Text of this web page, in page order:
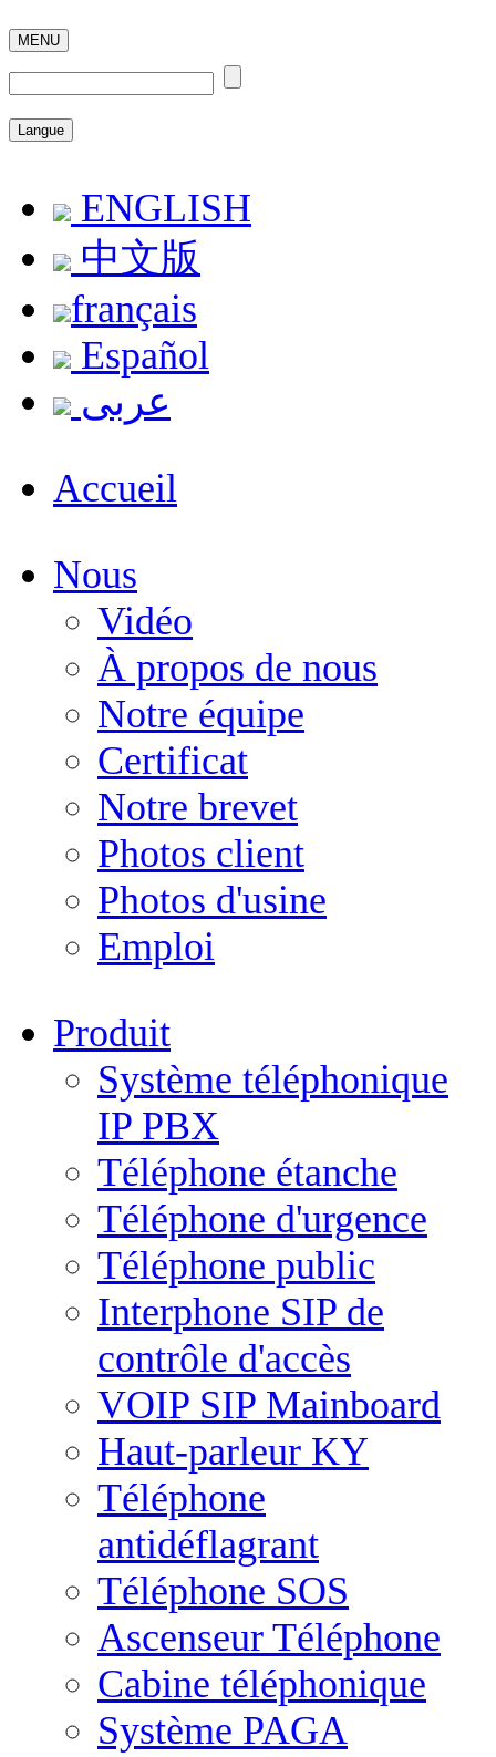
MENU
Langue
ENGLISH
中文版
français
Español
عربى
Accueil
Nous
Vidéo
À propos de nous
Notre équipe
Certificat
Notre brevet
Photos client
Photos d'usine
Emploi
Produit
Système téléphonique
IP PBX
Téléphone étanche
Téléphone d'urgence
Téléphone public
Interphone SIP de
contrôle d'accès
VOIP SIP Mainboard
Haut-parleur KY
Téléphone
antidéflagrant
Téléphone SOS
Ascenseur Téléphone
Cabine téléphonique
Système PAGA